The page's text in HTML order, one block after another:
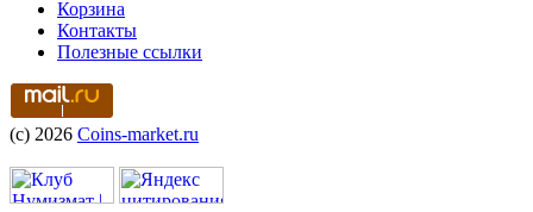
Корзина
Контакты
Полезные ссылки
(c) 2026 Coins-market.ru